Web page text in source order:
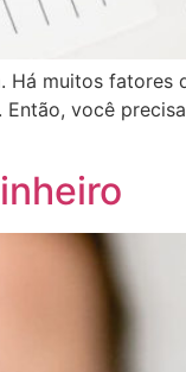
Há muitos
você